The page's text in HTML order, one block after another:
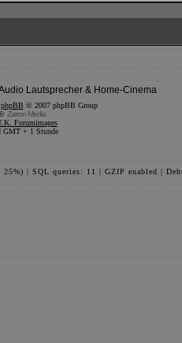
Lautsprecher & Home-Cinema
phpBB © 2007 phpBB Group
Zarron Media
Forumimages
GMT + 1 Stunde
| SQL queries: 11 | GZIP enabled |